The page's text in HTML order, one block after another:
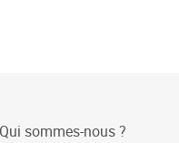
Qui sommes-nous ?